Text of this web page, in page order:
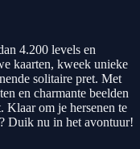
4.200 levels en
kaarten, kweek unieke
solitaire pret. Met
en charmante beelden
Klaar om je hersenen te
Duik nu in het avontuur!